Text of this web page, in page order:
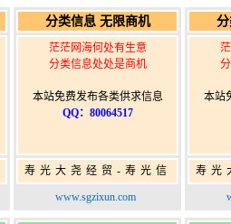
分类信息 无限商机
茫茫网海何处有生意
分类信息处处是商机
本站免费发布各类供求信息
QQ：80064517
寿光大尧经贸-寿光信
息网-免费信息发布网-
www.sgzixun.com
本站
寿光
息网